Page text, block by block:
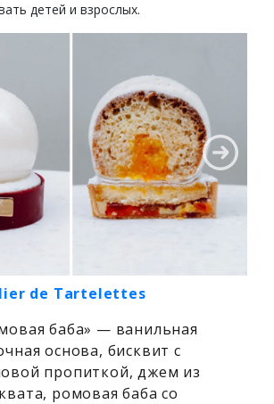
детей и взрослых.
de Tartelettes
баба» — ванильная
основа, бисквит с
пропиткой, джем из
ромовая баба со